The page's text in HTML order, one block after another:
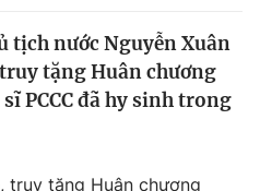
tịch nước Nguyễn Xuân
tặng Huân chương
PCCC đã hy sinh trong
truy tặng Huân chương